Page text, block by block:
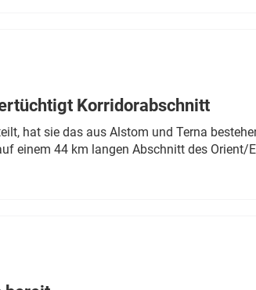
Korridorabschnitt
hat sie das aus Alstom und Terna
einem 44 km langen Abschnitt des Orient/